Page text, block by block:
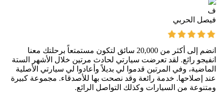
ف
فيصل الحربي
انضم إلى أكثر من 20,000 سائق لتكون مستمتعاً برحلتك معنا
انفيجو رائع. لقد تعرضت سيارتي لحادث مرتين خلال الأشهر الستة
الماضية، وفي المرتين قدموا لي بديلاً وأعادوا لي سيارتي الأصلية
عند إصلاحها. خدمة رائعة وقد نصحت بها للأصدقاء. مجموعة كبيرة
ومتنوعة من السيارات وكذلك التواصل الرائع.